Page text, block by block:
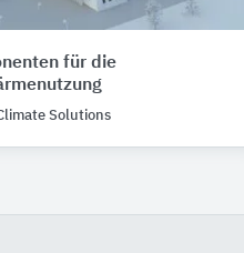
für die
Solutions